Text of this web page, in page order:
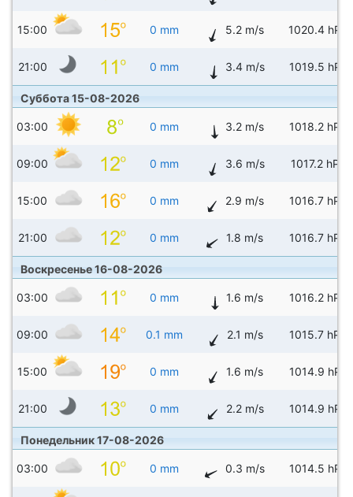
15:00 0 mm 5.2 m/s 1020.4 hPa
21:00 0 mm 3.4 m/s 1019.5 hPa
Суббота 15-08-2026
03:00 0 mm 3.2 m/s 1018.2 hPa
09:00 0 mm 3.6 m/s 1017.2 hPa
15:00 0 mm 2.9 m/s 1016.7 hPa
21:00 0 mm 1.8 m/s 1016.7 hPa
Воскресенье 16-08-2026
03:00 0 mm 1.6 m/s 1016.2 hPa
09:00 0.1 mm 2.1 m/s 1015.7 hPa
15:00 0 mm 1.6 m/s 1014.9 hPa
21:00 0 mm 2.2 m/s 1014.9 hPa
Понедельник 17-08-2026
03:00 0 mm 0.3 m/s 1014.5 hPa